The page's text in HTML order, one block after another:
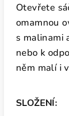
Otevřete
omamnou
s malinami
nebo k
něm malí i
SLOŽENÍ: